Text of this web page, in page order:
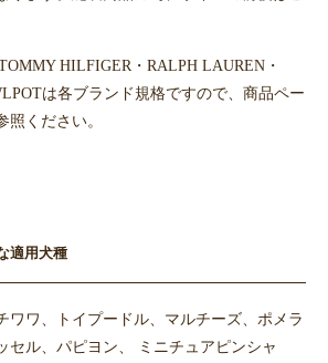
HILFIGER・RALPH LAUREN・
は各ブランド規格ですので、商品ペー
照ください。
適用犬種
ワワ、トイプードル、マルチーズ、ポメラ
セル、パピヨン、 ミニチュアピンシャ